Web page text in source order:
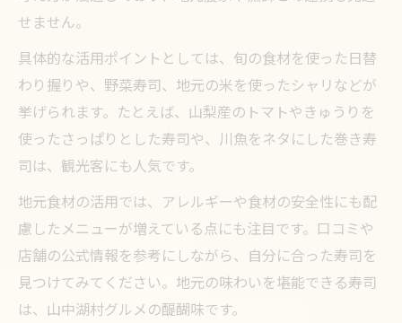
せません。
具体的な活用ポイントとしては、旬の食材を使った日替
わり握りや、野菜寿司、地元の米を使ったシャリなどが
挙げられます。たとえば、山梨産のトマトやきゅうりを
使ったさっぱりとした寿司や、川魚をネタにした巻き寿
司は、観光客にも人気です。
地元食材の活用では、アレルギーや食材の安全性にも配
慮したメニューが増えている点にも注目です。口コミや
店舗の公式情報を参考にしながら、自分に合った寿司を
見つけてみてください。地元の味わいを堪能できる寿司
は、山中湖村グルメの醍醐味です。